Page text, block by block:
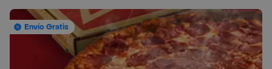
Envío Gratis